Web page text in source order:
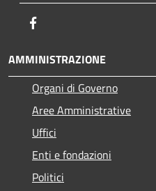
AMMINISTRAZIONE
Organi di Governo
Aree Amministrative
Uffici
Enti e fondazioni
Politici